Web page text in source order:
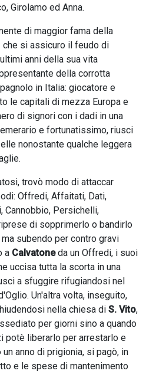
Girolamo ed Anna.
di maggior fama della
si assicuro il feudo di
anni della sua vita
della corrotta
in Italia: giocatore e
le capitali di mezza Europa e
di signori con i dadi in una
e fortunatissimo, riusci
nonostante qualche leggera
trovò modo di attaccar
Offredi, Affaitati, Dati,
Cannobbio, Persichelli,
di sopprimerlo o bandirlo
subendo per contro gravi
a Calvatoneda un Offredi, i suoi
uccisa tutta la scorta in una
a sfuggire rifugiandosi nel
Un'altra volta, inseguito,
nella chiesa di S. Vito,
per giorni sino a quando
potè liberarlo per arrestarlo e
anno di prigionia, si pagò, in
e le spese di mantenimento